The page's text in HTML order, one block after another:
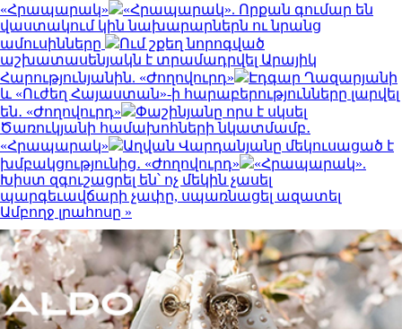
«Հրապարակ»
«Հրապարակ». Որքան գումար են
վաստակում կին նախարարներն ու նրանց
ամուսինները
Ում շքեղ նորոգված
աշխատասենյակն է տրամադրվել Արայիկ
Հարությունյանին. «Ժողովուրդ»
Էդգար Ղազարյանի
և «Ուժեղ Հայաստան»-ի հարաբերությունները լարվել
են․ «Ժողովուրդ»
Փաշինյանը որս է սկսել
Ծառուկյանի համախոհների նկատմամբ․
«Հրապարակ»
Աղվան Վարդանյանը մեկուսացած է
խմբակցությունից․ «Ժողովուրդ»
«Հրապարակ».
Խիստ զգուշացրել են՝ ոչ մեկին չասել
պարգեւավճարի չափը, սպառնացել ազատել
Ամբողջ լրահոսը »